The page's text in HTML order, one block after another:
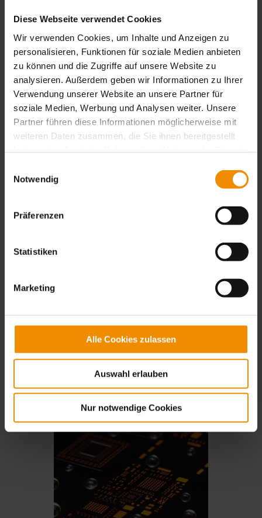
Diese Webseite verwendet Cookies
Wir verwenden Cookies, um Inhalte und Anzeigen zu
personalisieren, Funktionen für soziale Medien anbieten
zu können und die Zugriffe auf unsere Website zu
analysieren. Außerdem geben wir Informationen zu Ihrer
Verwendung unserer Website an unsere Partner für
soziale Medien, Werbung und Analysen weiter. Unsere
Partner führen diese Informationen möglicherweise mit
weiteren Daten zusammen, die Sie ihnen bereitgestellt
Notwendig
Präferenzen
Statistiken
Marketing
Alle Cookies zulassen
Auswahl erlauben
Nur notwendige Cookies
Weiterführende Themen
CK STUFEN-SCHABLONE
Mehr Informationen